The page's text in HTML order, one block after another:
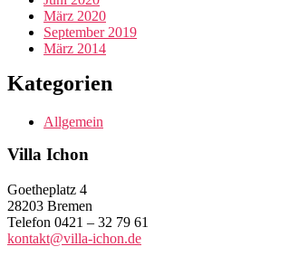
März 2020
September 2019
März 2014
Kategorien
Allgemein
Villa Ichon
Goetheplatz 4
28203 Bremen
Telefon 0421 – 32 79 61
kontakt@villa-ichon.de